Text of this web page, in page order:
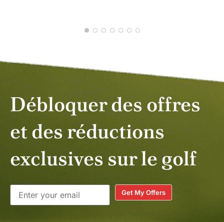
Débloquer des offres
et des réductions
exclusives sur le golf
Get My Offers